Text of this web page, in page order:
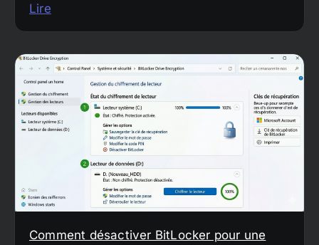
Lire
Comment désactiver BitLocker pour une